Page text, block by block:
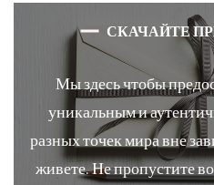
СКАЧАЙТЕ
Мы здесь чтобы
уникальным и
разных точек мира вне
живете. Не пропустите